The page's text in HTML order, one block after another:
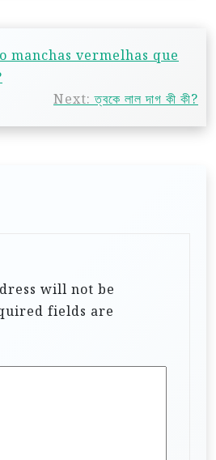
manchas vermelhas que
Next: ত্বকে লাল দাগ কী কী?
will not be
fields are